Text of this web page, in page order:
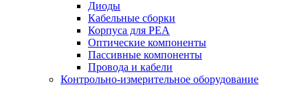
Диоды
Кабельные сборки
Корпуса для РЕА
Оптические компоненты
Пассивные компоненты
Провода и кабели
Контрольно-измерительное оборудование